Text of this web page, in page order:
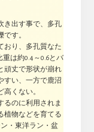
き出す事で、多孔
す。
おり、多孔質なた
は約0.4～0.6とバ
頑丈で形状が崩れ
すい、一方で鹿沼
くない。
るのに利用されま
植物などを育てる
・東洋ラン・盆